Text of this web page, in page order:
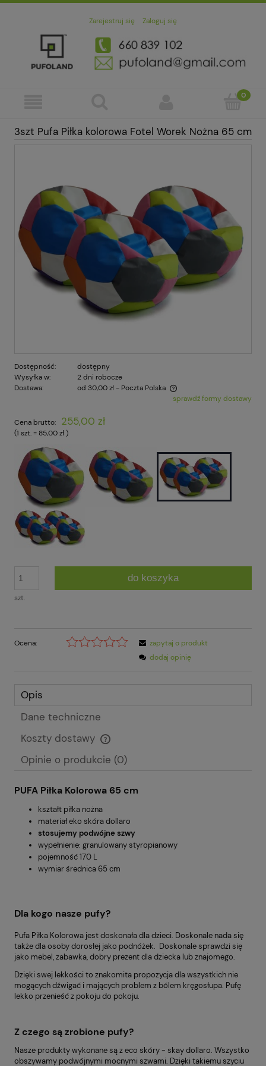
Zarejestruj się Zaloguj się
3szt Pufa Piłka kolorowa Fotel Worek Nożna 65 cm
Dostępność:
dostępny
Wysyłka w:
2 dni robocze
Dostawa:
od 30,00 zł- Poczta Polska
Cena nie zawiera ewentualnych kosztów płatnościsprawdź formy dostawy
Cena brutto: 255,00 zł
(1 szt.=85,00 zł )
szt.
do koszyka
Ocena:
zapytaj o produkt
dodaj opinię
Opis
Dane techniczne
Koszty dostawy
Cena nie zawiera ewentualnych kosztów płatności
Opinie o produkcie (0)
PUFA Piłka Kolorowa 65 cm
kształt piłka nożna
materiał eko skóra dollaro
stosujemy podwójne szwy
wypełnienie: granulowany styropianowy
pojemność 170 L
wymiar średnica 65 cm
Dla kogo nasze pufy?
Pufa Piłka Kolorowa jest doskonała dla dzieci. Doskonale nada się
także dla osoby dorosłej jako podnóżek. Doskonale sprawdzi się
jako mebel, zabawka, dobry prezent dla dziecka lub znajomego.
Dzięki swej lekkości to znakomita propozycja dla wszystkich nie
mogących dźwigać i mających problem z bólem kręgosłupa. Pufę
lekko przenieść z pokoju do pokoju.
Z czego są zrobione pufy?
Nasze produkty wykonane są z eco skóry - skay dollaro. Wszystko
obszywamy podwójnymi mocnymi szwami. Dzięki takiemu szyciu